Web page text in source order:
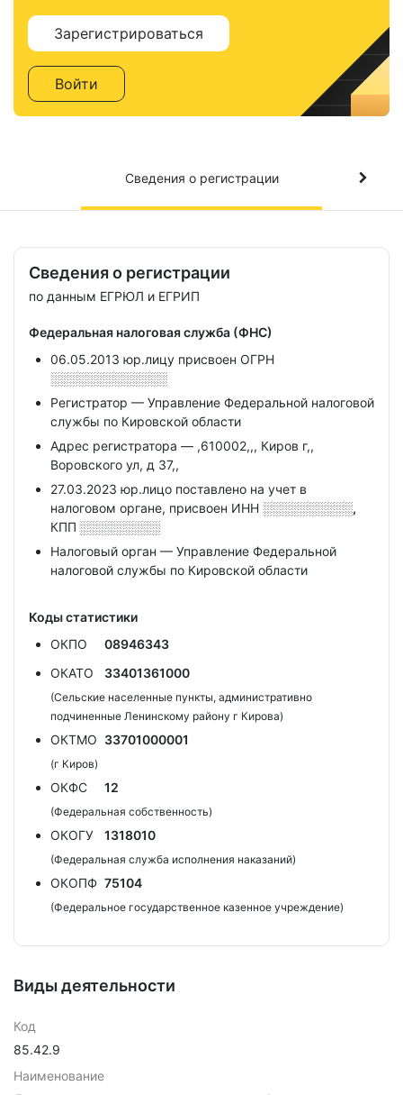
Зарегистрироваться
Войти
Сведения о регистрации
Сведения о регистрации
по данным ЕГРЮЛ и ЕГРИП
Федеральная налоговая служба (ФНС)
06.05.2013 юр.лицу присвоен ОГРН
░░░░░░░░░░░░░
Регистратор — Управление Федеральной налоговой
службы по Кировской области
Адрес регистратора — ,610002,,, Киров г,,
Воровского ул, д 37,,
27.03.2023 юр.лицо поставлено на учет в
налоговом органе, присвоен ИНН ░░░░░░░░░░,
КПП ░░░░░░░░░
Налоговый орган — Управление Федеральной
налоговой службы по Кировской области
Коды статистики
ОКПО
08946343
ОКАТО
33401361000
(Сельские населенные пункты, административно
подчиненные Ленинскому району г Кирова)
ОКТМО 33701000001
(г Киров)
ОКФС 12
(Федеральная собственность)
ОКОГУ 1318010
(Федеральная служба исполнения наказаний)
ОКОПФ 75104
(Федеральное государственное казенное учреждение)
Виды деятельности
Код
85.42.9
Наименование